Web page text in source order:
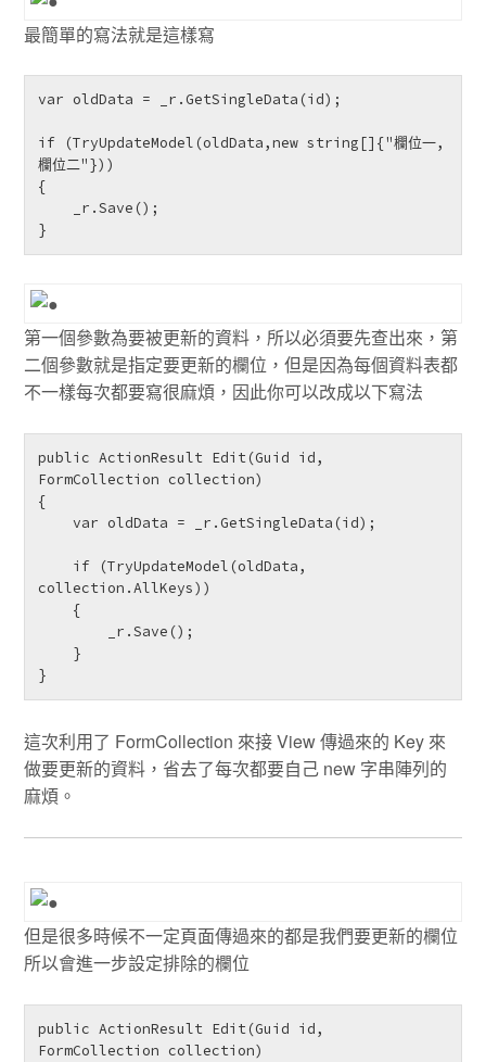
最簡單的寫法就是這樣寫
var oldData = _r.GetSingleData(id);
if (TryUpdateModel(oldData,new string[]{"欄位一,
欄位二"}))
{
}
第一個參數為要被更新的資料，所以必須要先查出來，第
二個參數就是指定要更新的欄位，但是因為每個資料表都
不一樣每次都要寫很麻煩，因此你可以改成以下寫法
public ActionResult Edit(Guid id,
FormCollection collection)
{
    var oldData = _r.GetSingleData(id);
collection.AllKeys))
}
這次利用了 FormCollection 來接 View 傳過來的 Key 來
做要更新的資料，省去了每次都要自己 new 字串陣列的
麻煩。
但是很多時候不一定頁面傳過來的都是我們要更新的欄位
所以會進一步設定排除的欄位
public ActionResult Edit(Guid id,
FormCollection collection)